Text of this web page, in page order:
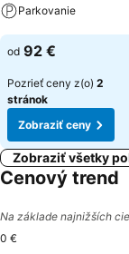
Parkovanie
Zobraziť ceny
od 92 €
Pozrieť ceny z(o) 2
stránok
Zobraziť ceny
Zobraziť všetky
Cenový trend
Na základe najnižších
0 €